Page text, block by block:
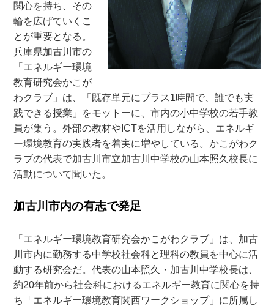
関心を持ち、その
輪を広げていくこ
とが重要となる。
兵庫県加古川市の
「エネルギー環境
教育研究会かこが
わクラブ」は、「既存単元にプラス1時間で、誰でも実
践できる授業」をモットーに、市内の小中学校の若手教
員が集う。外部の教材やICTを活用しながら、エネルギ
ー環境教育の実践者を着実に増やしている。かこがわク
ラブの代表で加古川市立加古川中学校の山本照久校長に
活動について聞いた。
加古川市内の有志で発足
「エネルギー環境教育研究会かこがわクラブ」は、加古
川市内に勤務する中学校社会科と理科の教員を中心に活
動する研究会だ。代表の山本照久・加古川中学校長は、
約20年前から社会科におけるエネルギー教育に関心を持
ち「エネルギー環境教育関西ワークショップ」に所属し